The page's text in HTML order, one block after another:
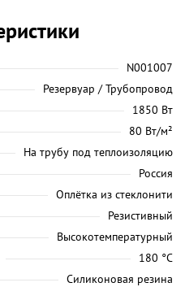
N001007
Резервуар / Трубопровод
1850 Вт
80 Вт/м²
На трубу под теплоизоляцию
Россия
Оплётка из стеклонити
Резистивный
Высокотемпературный
180 °C
Силиконовая резина